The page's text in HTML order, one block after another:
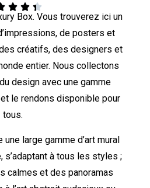
  
Box. Vous trouverez ici un
de posters et
créatifs, des designers et
entier. Nous collectons
design avec une gamme
le rendons disponible pour
tous.
large gamme d’art mural
s’adaptant à tous les styles ;
calmes et des panoramas